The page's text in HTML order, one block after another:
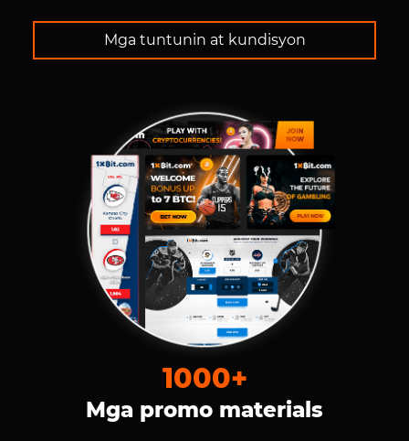
Mga tuntunin at kundisyon
Mga promo materials
1000+